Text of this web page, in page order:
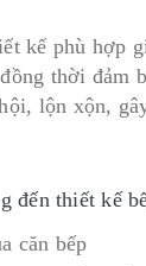
kế phù hợp
thời đảm
lộn xộn,
đến thiết kế
căn bếp